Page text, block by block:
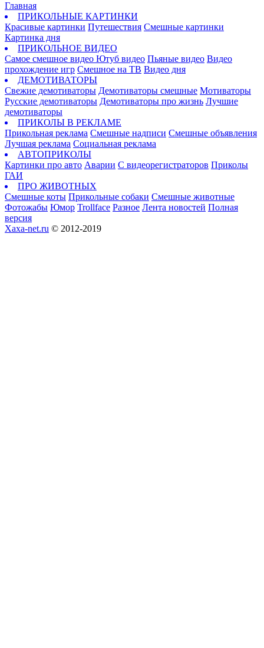
Главная
ПРИКОЛЬНЫЕ КАРТИНКИ
Красивые картинки Путешествия Смешные картинки
Картинка дня
ПРИКОЛЬНОЕ ВИДЕО
Самое смешное видео Ютуб видео Пьяные видео Видео
прохождение игр Смешное на ТВ Видео дня
ДЕМОТИВАТОРЫ
Свежие демотиваторы Демотиваторы смешные Мотиваторы
Русские демотиваторы Демотиваторы про жизнь Лучшие
демотиваторы
ПРИКОЛЫ В РЕКЛАМЕ
Прикольная реклама Смешные надписи Смешные объявления
Лучшая реклама Социальная реклама
АВТОПРИКОЛЫ
Картинки про авто Аварии С видеорегистраторов Приколы
ГАИ
ПРО ЖИВОТНЫХ
Смешные коты Прикольные собаки Смешные животные
Фотожабы Юмор Trollface Разное Лента новостей Полная
версия
Xaxa-net.ru © 2012-2019